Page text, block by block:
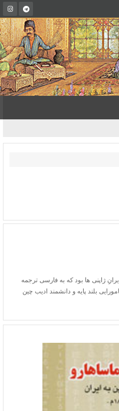
ژاپنی ها بود که به فارسی ترجمه
توءیوء، سامورایی بلند پایه و دانشمند ادیب چین